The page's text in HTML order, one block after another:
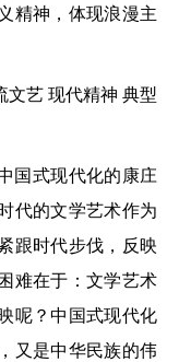
精神，体现浪漫主
文艺 现代精神 典型
国式现代化的康庄
代的文学艺术作为
跟时代步伐，反映
难在于：文学艺术
呢？中国式现代化
又是中华民族的伟